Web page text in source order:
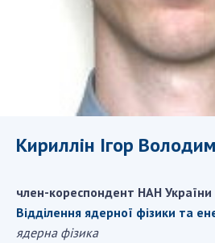
Наукові центри МОН та
Громадські організації
ДІЯЛЬНІСТЬ
Сесії Загальних зборів НАН
Річні звіти НАН України
Річні фінансові звіти НАН
Кириллін Ігор
член-кореспондент НАН України
Відділення ядерної фізики та
ядерна фізика